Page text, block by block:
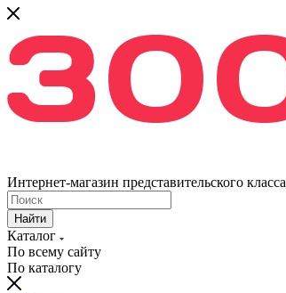
Интернет-магазин представительского класса
Найти
Каталог
По всему сайту
По каталогу